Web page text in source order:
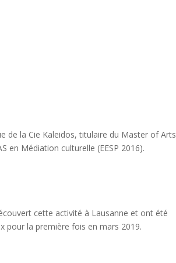
de la Cie Kaleidos, titulaire du Master of Arts
en Médiation culturelle (EESP 2016).
cette activité à Lausanne et ont été
pour la première fois en mars 2019.